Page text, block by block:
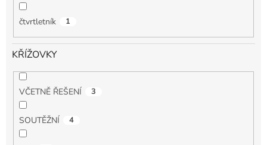
čtvrtletník 1
KŘÍŽOVKY
VČETNĚ ŘEŠENÍ 3
SOUTĚŽNÍ 4